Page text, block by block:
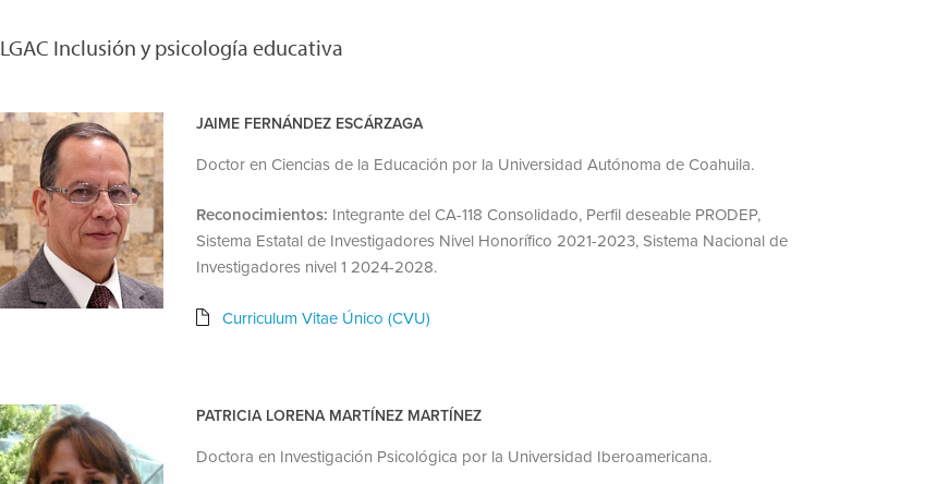
LGAC Inclusión y psicología educativa
JAIME FERNÁNDEZ ESCÁRZAGA
Doctor en Ciencias de la Educación por la Universidad Autónoma de Coahuila.
Reconocimientos: Integrante del CA-118 Consolidado, Perfil deseable PRODEP,
Sistema Estatal de Investigadores Nivel Honorífico 2021-2023, Sistema Nacional de
Investigadores nivel 1 2024-2028.
Curriculum Vitae Único (CVU)
PATRICIA LORENA MARTÍNEZ MARTÍNEZ
Doctora en Investigación Psicológica por la Universidad Iberoamericana.